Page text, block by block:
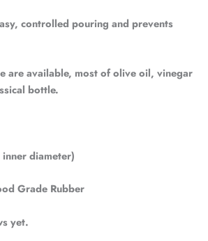
controlled pouring and prevents
are available, most of olive oil, vinegar
bottle.
diameter)
Grade Rubber
yet.